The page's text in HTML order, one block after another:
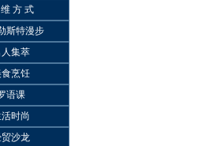
方 式
斯特漫步
集萃
烹饪
语课
时尚
沙龙